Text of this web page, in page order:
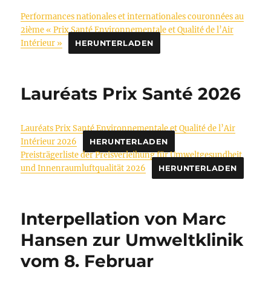
Performances nationales et internationales couronnées au
2ième « Prix Santé Environnementale et Qualité de l’Air
Intérieur »
HERUNTERLADEN
Lauréats Prix Santé 2026
Lauréats Prix Santé Environnementale et Qualité de l’Air
Intérieur 2026
HERUNTERLADEN
Preisträgerliste der Preisverleihung für Umweltgesundheit
und Innenraumluftqualität 2026
HERUNTERLADEN
Interpellation von Marc
Hansen zur Umweltklinik
vom 8. Februar